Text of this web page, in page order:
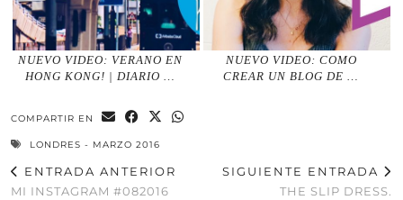
NUEVO VIDEO: VERANO EN
HONG KONG! | DIARIO …
NUEVO VIDEO: COMO
CREAR UN BLOG DE …
COMPARTIR EN
LONDRES - MARZO 2016
ENTRADA ANTERIOR
MI INSTAGRAM #082016
SIGUIENTE ENTRADA
THE SLIP DRESS.